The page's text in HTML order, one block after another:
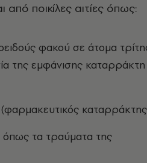
ποικίλες αιτίες όπως:
φακού σε άτομα
της εμφάνισης καταρράκτη
τα τραύματα της